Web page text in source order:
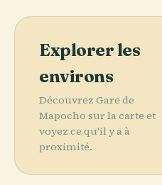
Explorer les
environs
Découvrez Gare de
Mapocho sur la carte et
voyez ce qu'il y a à
proximité.